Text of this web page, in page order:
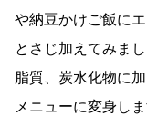
や納豆かけご飯に
とさじ加えてみま
脂質、炭水化物に
メニューに変身しま